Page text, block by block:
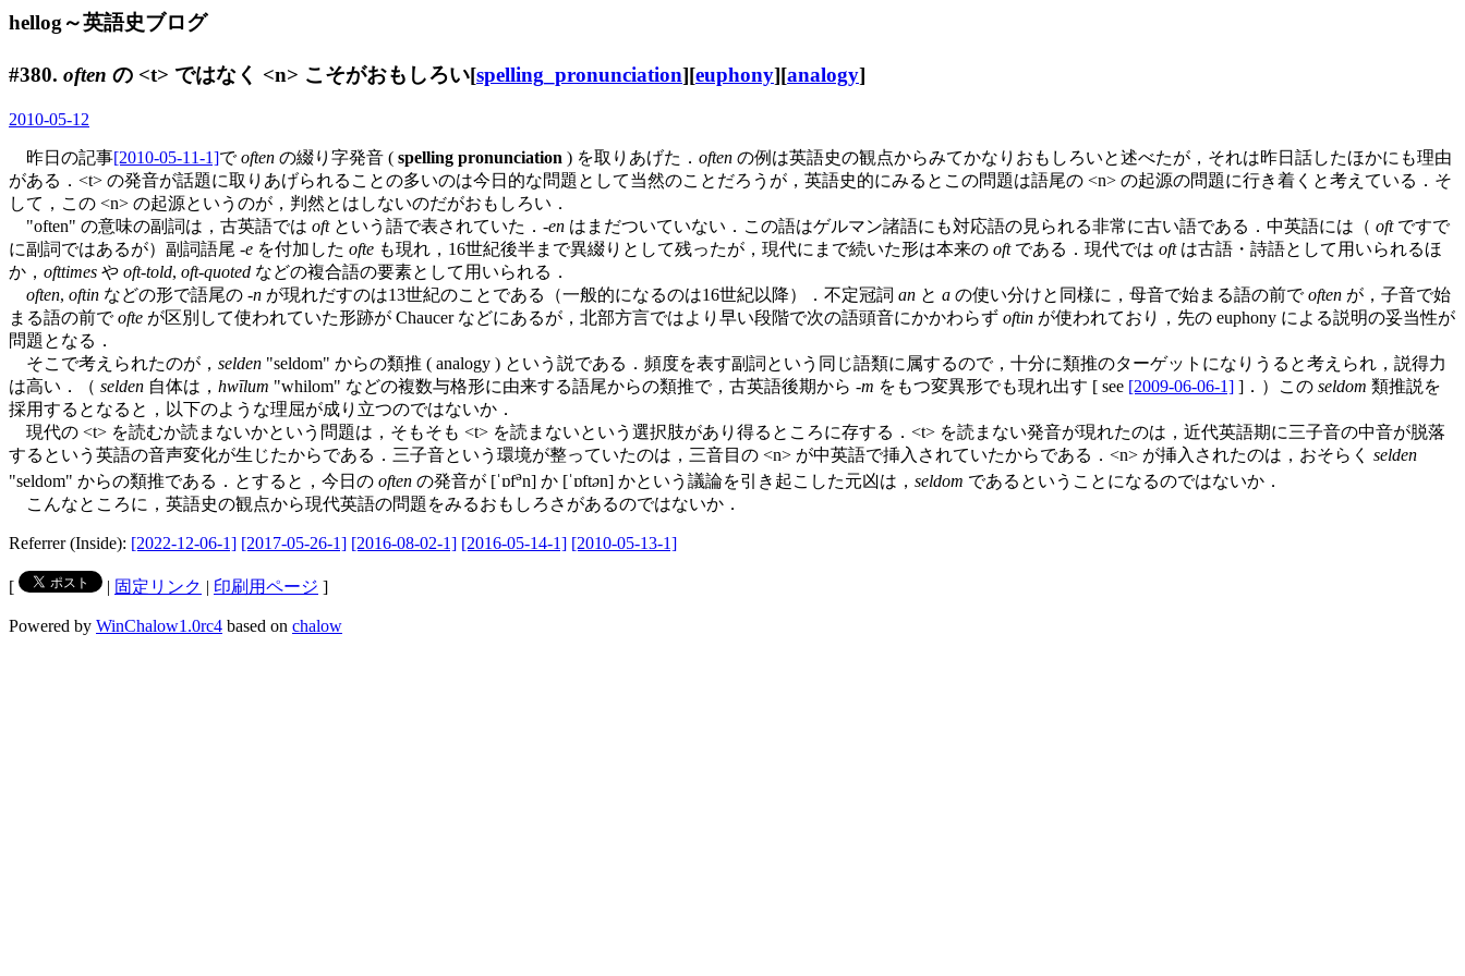
hellog～英語史ブログ
#380. often の <t> ではなく <n> こそがおもしろい[spelling_pronunciation][euphony][analogy]
2010-05-12
昨日の記事[2010-05-11-1]でoften の綴り字発音 ( spelling pronunciation ) を取りあげた． often の例は英語史の観点からみてかなりおもしろいと述べたが，それは昨日話したほかにも理由
がある．<t> の発音が話題に取りあげられることの多いのは今日的な問題として当然のことだろうが，英語史的にみるとこの問題は語尾の <n> の起源の問題に行き着くと考えている．そ
して，この <n> の起源というのが，判然とはしないのだがおもしろい．
"often" の意味の副詞は，古英語では oftという語で表されていた．-en はまだついていない．この語はゲルマン諸語にも対応語の見られる非常に古い語である．中英語には（ oftですで
に副詞ではあるが）副詞語尾 -e を付加した ofte も現れ，16世紀後半まで異綴りとして残ったが，現代にまで続いた形は本来の oftである．現代では oftは古語・詩語として用いられるほ
か， ofttimes や oft-told, oft-quoted などの複合語の要素として用いられる．
often, oftin などの形で語尾の -n が現れだすのは13世紀のことである（一般的になるのは16世紀以降）．不定冠詞 an と a の使い分けと同様に，母音で始まる語の前でoften が，子音で始
まる語の前でofte が区別して使われていた形跡が Chaucer などにあるが，北部方言ではより早い段階で次の語頭音にかかわらず oftin が使われており，先の euphony による説明の妥当性が
問題となる．
そこで考えられたのが， selden "seldom" からの類推 ( analogy ) という説である．頻度を表す副詞という同じ語類に属するので，十分に類推のターゲットになりうると考えられ，説得力
は高い．（ selden 自体は， hwīlum "whilom" などの複数与格形に由来する語尾からの類推で，古英語後期から -m をもつ変異形でも現れ出す [ see [2009-06-06-1] ]．）この seldom 類推説を
採用するとなると，以下のような理屈が成り立つのではないか．
現代の <t> を読むか読まないかという問題は，そもそも <t> を読まないという選択肢があり得るところに存する．<t> を読まない発音が現れたのは，近代英語期に三子音の中音が脱落
するという英語の音声変化が生じたからである．三子音という環境が整っていたのは，三音目の <n> が中英語で挿入されていたからである．<n> が挿入されたのは，おそらく selden
"seldom" からの類推である．とすると，今日の often の発音が [ˈɒfən] か [ˈɒftən] かという議論を引き起こした元凶は， seldom であるということになるのではないか．
こんなところに，英語史の観点から現代英語の問題をみるおもしろさがあるのではないか．
Referrer (Inside): [2022-12-06-1] [2017-05-26-1] [2016-08-02-1] [2016-05-14-1] [2010-05-13-1]
[ | 固定リンク | 印刷用ページ ]
Powered by WinChalow1.0rc4 based on chalow